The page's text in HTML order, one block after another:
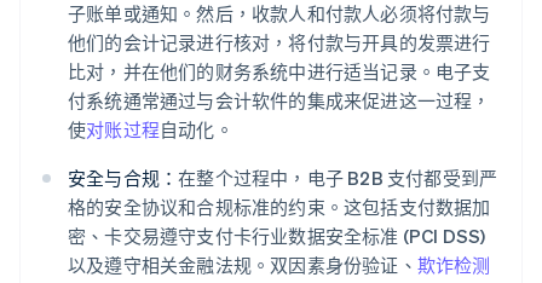
子账单或通知。然后，收款人和付款人必须将付款与
他们的会计记录进行核对，将付款与开具的发票进行
比对，并在他们的财务系统中进行适当记录。电子支
付系统通常通过与会计软件的集成来促进这一过程，
使对账过程自动化。
安全与合规：在整个过程中，电子 B2B 支付都受到严
格的安全协议和合规标准的约束。这包括支付数据加
密、卡交易遵守支付卡行业数据安全标准 (PCI DSS)
以及遵守相关金融法规。双因素身份验证、 欺诈检测